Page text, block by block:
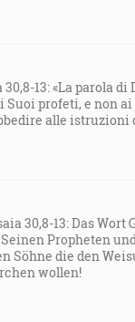
30,8-13: «La parola
Suoi profeti, e non
alle istruzioni
30,8-13: Das Wort
Propheten
Söhne die den
wollen!